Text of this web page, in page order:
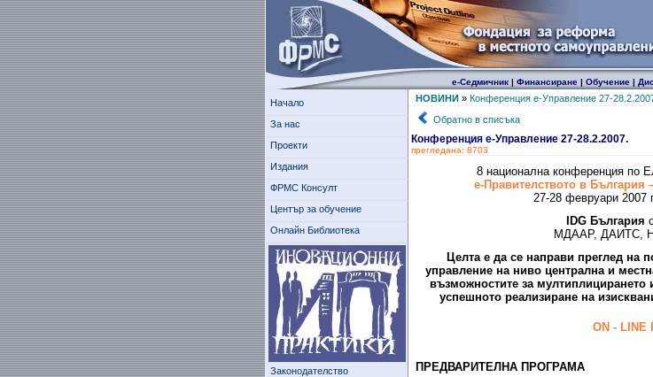
е-Седмичник| Финансиране| Обучение|
Начало
За нас
Проекти
Издания
ФРМС Консулт
Център за обучение
Онлайн Библиотека
Законодателство
НОВИНИ» Конференция е-Управление 27-
Обратно в списъка
Конференция е-Управление 27-28.2.2007.
прегледана: 8703
8 национална конференция
е-Правителството в България
27-28 февруари 2007
IDG България
МДААР, ДАИТС,
Целта е да се направи преглед на
управление на ниво централна и
възможностите за мултиплицирането
успешното реализиране на
ON - LINE
ПРЕДВАРИТЕЛНA ПРОГРАМА